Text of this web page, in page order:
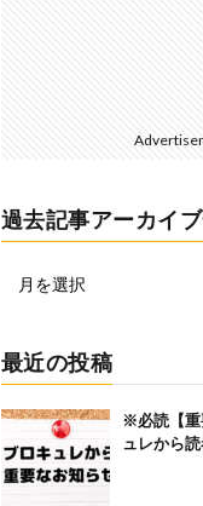
過去記事アーカイ
最近の投稿
※必読【重
ュレから